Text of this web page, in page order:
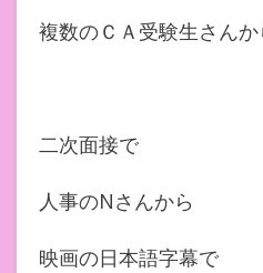
複数のＣＡ受験生さんか
二次面接で
人事のNさんから
映画の日本語字幕で